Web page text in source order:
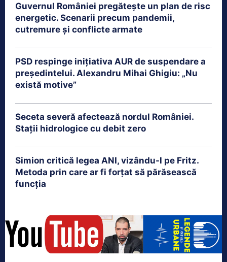
Guvernul României pregătește un plan de risc
energetic. Scenarii precum pandemii,
cutremure și conflicte armate
PSD respinge inițiativa AUR de suspendare a
președintelui. Alexandru Mihai Ghigiu: „Nu
există motive”
Seceta severă afectează nordul României.
Stații hidrologice cu debit zero
Simion critică legea ANI, vizându-l pe Fritz.
Metoda prin care ar fi forțat să părăsească
funcția